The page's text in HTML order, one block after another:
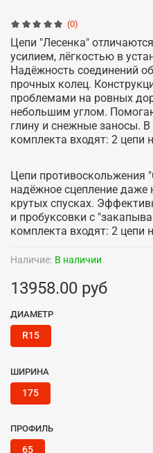
(0)
Наличие: В наличии
13958.00 руб
ДИАМЕТР
R15
ШИРИНА
175
ПРОФИЛЬ
65
Цепи "Лесенка"
усилием, лёгкостью в
Надёжность соединений
прочных колец.
проблемами на ровных
небольшим углом.
глину и снежные заносы.
комплекта входят: 2 цепи
Цепи противоскольжения
надёжное сцепление даже
крутых спусках.
и пробуксовки с
комплекта входят: 2 цепи